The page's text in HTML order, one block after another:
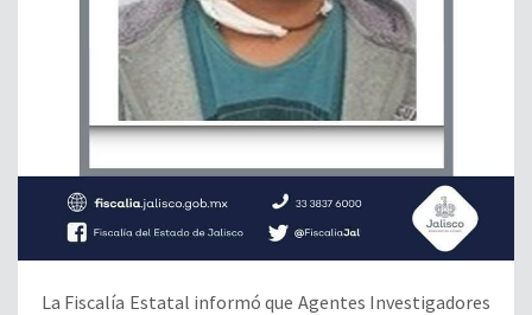
La Fiscalía Estatal informó que Agentes Investigadores